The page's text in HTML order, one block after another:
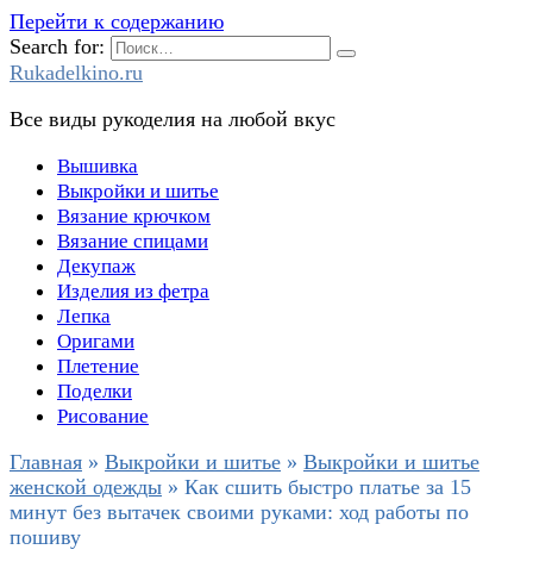
Перейти к содержанию
Search for:
Rukadelkino.ru
Все виды рукоделия на любой вкус
Вышивка
Выкройки и шитье
Вязание крючком
Вязание спицами
Декупаж
Изделия из фетра
Лепка
Оригами
Плетение
Поделки
Рисование
Главная » Выкройки и шитье » Выкройки и шитье
женской одежды » Как сшить быстро платье за 15
минут без вытачек своими руками: ход работы по
пошиву